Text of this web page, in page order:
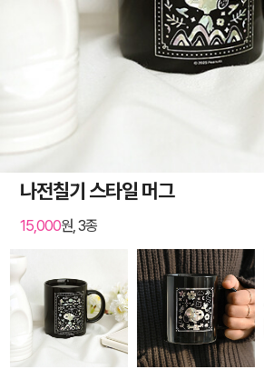
나전칠기 스타일 머그
15,000원, 3종